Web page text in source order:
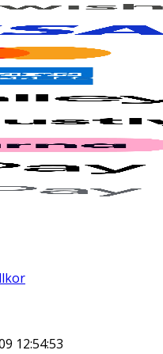
12:54:53